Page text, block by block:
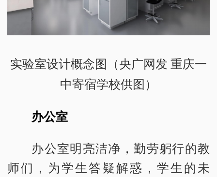
实验室设计概念图（央广网发 重庆一
中寄宿学校供图）
办公室
办公室明亮洁净，勤劳躬行的教
师们，为学生答疑解惑，学生的未